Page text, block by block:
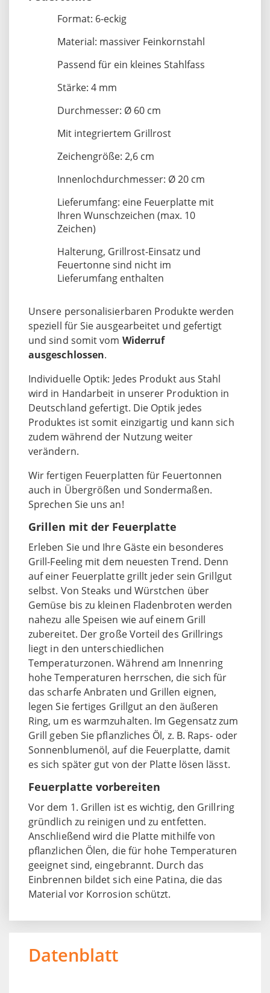
Format: 6-eckig
Material: massiver Feinkornstahl
Passend für ein kleines Stahlfass
Stärke: 4 mm
Durchmesser: Ø 60 cm
Mit integriertem Grillrost
Zeichengröße: 2,6 cm
Innenlochdurchmesser: Ø 20 cm
Lieferumfang: eine Feuerplatte mit
Ihren Wunschzeichen (max. 10
Zeichen)
Halterung, Grillrost-Einsatz und
Feuertonne sind nicht im
Lieferumfang enthalten
Unsere personalisierbaren Produkte werden
speziell für Sie ausgearbeitet und gefertigt
und sind somit vom Widerruf
ausgeschlossen.
Individuelle Optik: Jedes Produkt aus Stahl
wird in Handarbeit in unserer Produktion in
Deutschland gefertigt. Die Optik jedes
Produktes ist somit einzigartig und kann sich
zudem während der Nutzung weiter
verändern.
Wir fertigen Feuerplatten für Feuertonnen
auch in Übergrößen und Sondermaßen.
Sprechen Sie uns an!
Grillen mit der Feuerplatte
Erleben Sie und Ihre Gäste ein besonderes
Grill-Feeling mit dem neuesten Trend. Denn
auf einer Feuerplatte grillt jeder sein Grillgut
selbst. Von Steaks und Würstchen über
Gemüse bis zu kleinen Fladenbroten werden
nahezu alle Speisen wie auf einem Grill
zubereitet. Der große Vorteil des Grillrings
liegt in den unterschiedlichen
Temperaturzonen. Während am Innenring
hohe Temperaturen herrschen, die sich für
das scharfe Anbraten und Grillen eignen,
legen Sie fertiges Grillgut an den äußeren
Ring, um es warmzuhalten. Im Gegensatz zum
Grill geben Sie pflanzliches Öl, z. B. Raps- oder
Sonnenblumenöl, auf die Feuerplatte, damit
es sich später gut von der Platte lösen lässt.
Feuerplatte vorbereiten
Vor dem 1. Grillen ist es wichtig, den Grillring
gründlich zu reinigen und zu entfetten.
Anschließend wird die Platte mithilfe von
pflanzlichen Ölen, die für hohe Temperaturen
geeignet sind, eingebrannt. Durch das
Einbrennen bildet sich eine Patina, die das
Material vor Korrosion schützt.
Datenblatt